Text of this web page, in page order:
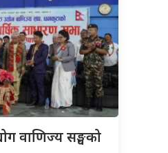
वाणिज्य सङ्घको